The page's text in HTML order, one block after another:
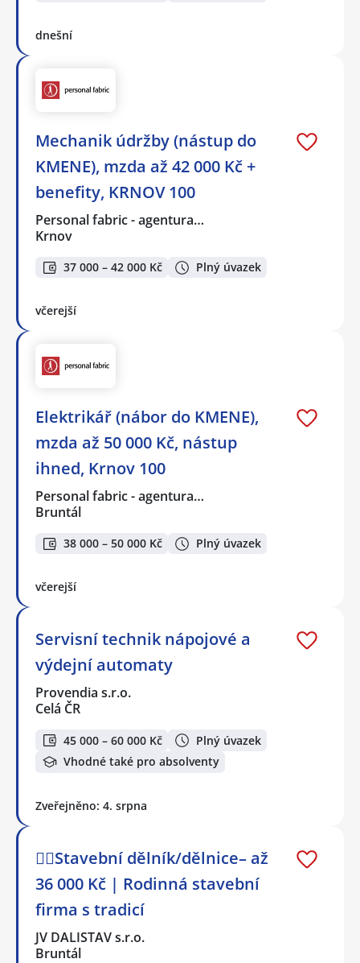
dnešní
Mechanik údržby (nástup do
KMENE), mzda až 42 000 Kč +
benefity, KRNOV 100
Personal fabric - agentura…
Krnov
37 000 – 42 000 Kč Plný úvazek
včerejší
Elektrikář (nábor do KMENE),
mzda až 50 000 Kč, nástup
ihned, Krnov 100
Personal fabric - agentura…
Bruntál
38 000 – 50 000 Kč Plný úvazek
včerejší
Servisní technik nápojové a
výdejní automaty
Provendia s.r.o.
Celá ČR
45 000 – 60 000 Kč
Plný úvazek
Vhodné také pro absolventy
Zveřejněno: 4. srpna
👷‍♂️Stavební dělník/dělnice– až
36 000 Kč | Rodinná stavební
firma s tradicí
JV DALISTAV s.r.o.
Bruntál